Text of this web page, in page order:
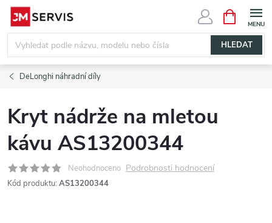
Přejít
obsah
HLEDAT
NÁKUPNÍ
KOŠÍK
DeLonghi náhradní díly
Kryt nádrže na mletou
kávu AS13200344
Neohodnoceno Podrobnosti hodnocení
Kód produktu: AS13200344